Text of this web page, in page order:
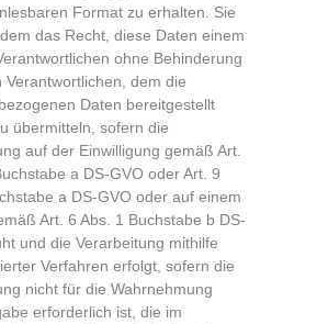
Format zu erhalten. Sie
das Recht, diese Daten einem
ohne Behinderung
Verantwortlichen, dem die
Daten bereitgestellt
übermitteln, sofern die
auf der Einwilligung gemäß Art.
a DS-GVO oder Art. 9
a DS-GVO oder auf einem
Art. 6 Abs. 1 Buchstabe b DS-
und die Verarbeitung mithilfe
Verfahren erfolgt, sofern die
nicht für die Wahrnehmung
erforderlich ist, die im